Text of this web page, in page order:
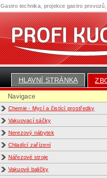
HLAVNÍ STRÁNKA
Navigace
Chemie - Mycí a čistící prostředky
Vakuovací sáčky
Nerezový nábytek
Chladící zařízení
Nářezové stroje
Vakuové baličky
Gastro technika, projekce gastro